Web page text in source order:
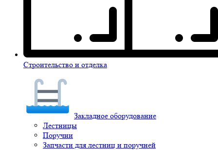
Строительство и отделка
Закладное оборудование
Лестницы
Поручни
Запчасти для лестниц и поручней